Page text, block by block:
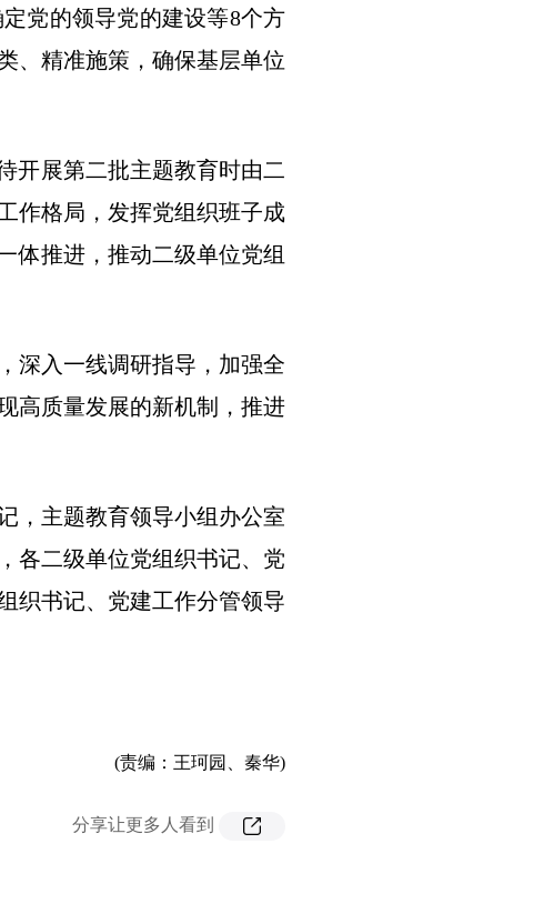
党的领导党的建设等8个方
、精准施策，确保基层单位
开展第二批主题教育时由二
作格局，发挥党组织班子成
体推进，推动二级单位党组
深入一线调研指导，加强全
高质量发展的新机制，推进
，主题教育领导小组办公室
各二级单位党组织书记、党
织书记、党建工作分管领导
(责编：王珂园、秦华)
分享让更多人看到